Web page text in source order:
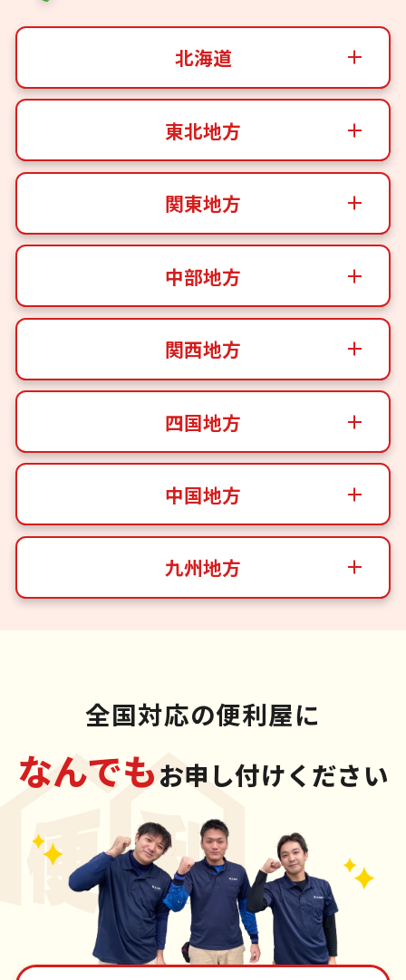
北海道
東北地方
関東地方
中部地方
関西地方
四国地方
中国地方
九州地方
全国対応の便利屋に
なんでもお申し付けください